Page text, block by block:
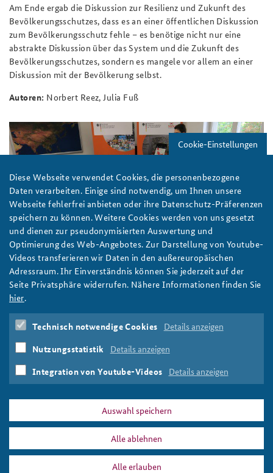
Am Ende ergab die Diskussion zur Resilienz und Zukunft des
Bevölkerungsschutzes, dass es an einer öffentlichen Diskussion
zum Bevölkerungsschutz fehle – es benötige nicht nur eine
abstrakte Diskussion über das System und die Zukunft des
Bevölkerungsschutzes, sondern es mangele vor allem an einer
Diskussion mit der Bevölkerung selbst.
Autoren: Norbert Reez, Julia Fuß
Für den Fall einer Krise oder Katastrophe sei es von äußerer
Bedeutung vorab richtige Vorsorgen zu treffen. Foto:
BAKS/Marcus Mohr
Drucken
DATENSCHUTZ
Cookie-Einstellungen
Diese Webseite verwendet Cookies, die personenbezogene
Daten verarbeiten. Einige sind notwendig, um Ihnen unsere
Webseite fehlerfrei anbieten oder ihre Datenschutz-Präferenzen
speichern zu können. Weitere Cookies werden von uns gesetzt
und dienen zur pseudonymisierten Auswertung und
Optimierung des Web-Angebotes. Zur Darstellung von Youtube-
Videos transferieren wir Daten in den außereuropäischen
Adressraum. Ihr Einverständnis können Sie jederzeit auf der
Seite Privatsphäre widerrufen. Nähere Informationen finden Sie
hier.
Technisch notwendige Cookies Details anzeigen
Nutzungsstatistik Details anzeigen
Integration von Youtube-Videos Details anzeigen
Auswahl speichern
Alle ablehnen
Alle erlauben